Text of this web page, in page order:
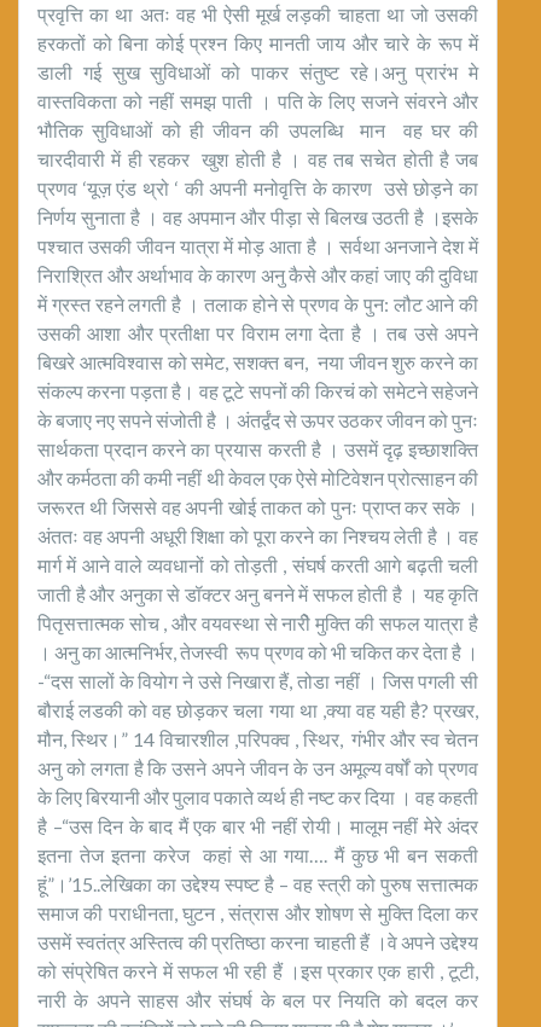
प्रवृत्ति का था अतः वह भी ऐसी मूर्ख लड़की चाहता था जो उसकी
हरकतों को बिना कोई प्रश्न किए मानती जाय और चारे के रूप में
डाली गई सुख सुविधाओं को पाकर संतुष्ट रहे।अनु प्रारंभ मे
वास्तविकता को नहीं समझ पाती । पति के लिए सजने संवरने और
भौतिक सुविधाओं को ही जीवन की उपलब्धि मान वह घर की
चारदीवारी में ही रहकर खुश होती है । वह तब सचेत होती है जब
प्रणव ‘यूज़ एंड थ्रो ‘ की अपनी मनोवृत्ति के कारण उसे छोड़ने का
निर्णय सुनाता है । वह अपमान और पीड़ा से बिलख उठती है ।इसके
पश्चात उसकी जीवन यात्रा में मोड़ आता है । सर्वथा अनजाने देश में
निराश्रित और अर्थाभाव के कारण अनु कैसे और कहां जाए की दुविधा
में ग्रस्त रहने लगती है । तलाक होने से प्रणव के पुन: लौट आने की
उसकी आशा और प्रतीक्षा पर विराम लगा देता है । तब उसे अपने
बिखरे आत्मविश्वास को समेट, सशक्त बन, नया जीवन शुरु करने का
संकल्प करना पड़ता है। वह टूटे सपनों की किरचं को समेटने सहेजने
के बजाए नए सपने संजोती है । अंतर्द्वंद से ऊपर उठकर जीवन को पुनः
सार्थकता प्रदान करने का प्रयास करती है । उसमें दृढ़ इच्छाशक्ति
और कर्मठता की कमी नहीं थी केवल एक ऐसे मोटिवेशन प्रोत्साहन की
जरूरत थी जिससे वह अपनी खोई ताकत को पुनः प्राप्त कर सके ।
अंततः वह अपनी अधूरी शिक्षा को पूरा करने का निश्चय लेती है । वह
मार्ग में आने वाले व्यवधानों को तोड़ती , संघर्ष करती आगे बढ़ती चली
जाती है और अनुका से डॉक्टर अनु बनने में सफल होती है । यह कृति
पितृसत्तात्मक सोच , और वयवस्था से नारीे मुक्ति की सफल यात्रा है
। अनु का आत्मनिर्भर, तेजस्वी रूप प्रणव को भी चकित कर देता है ।
-“दस सालों के वियोग ने उसे निखारा हैं, तोडा नहीं । जिस पगली सी
बौराई लडकी को वह छोड़कर चला गया था ,क्या वह यही है? प्रखर,
मौन, स्थिर।” 14 विचारशील ,परिपक्व , स्थिर, गंभीर और स्व चेतन
अनु को लगता है कि उसने अपने जीवन के उन अमूल्य वर्षों को प्रणव
के लिए बिरयानी और पुलाव पकाते व्यर्थ ही नष्ट कर दिया । वह कहती
है –“उस दिन के बाद मैं एक बार भी नहीं रोयी। मालूम नहीं मेरे अंदर
इतना तेज इतना करेज कहां से आ गया…. मैं कुछ भी बन सकती
हूं”।’15..लेखिका का उद्देश्य स्पष्ट है – वह स्त्री को पुरुष सत्तात्मक
समाज की पराधीनता, घुटन , संत्रास और शोषण से मुक्ति दिला कर
उसमें स्वतंत्र अस्तित्व की प्रतिष्ठा करना चाहती हैं ।वे अपने उद्देश्य
को संप्रेषित करने में सफल भी रही हैं ।इस प्रकार एक हारी , टूटी,
नारी के अपने साहस और संघर्ष के बल पर नियति को बदल कर